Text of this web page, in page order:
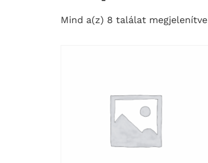
Mind a(z) 8 találat megjelenítve